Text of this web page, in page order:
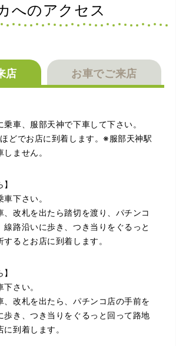
寧に説明して頂き思っていたよりの金
帰りましたが、良い金額だったので買
又、機会あれば是非利用したいです。
へのアクセス
店 お車でご来店
車、服部天神で下車して下さい。
どでお店に到着します。※服部天神駅
ません。
下さい。
、改札を出たら踏切を渡り、パチンコ
線路沿いに歩き、つき当りをぐるっと
るとお店に到着します。
さい。
、改札を出たら、パチンコ店の手前を
歩き、つき当りをぐるっと回って路地
到着します。